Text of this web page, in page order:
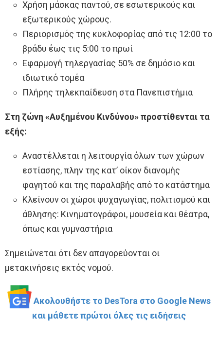
Χρήση μάσκας παντού, σε εσωτερικούς και
εξωτερικούς χώρους.
Περιορισμός της κυκλοφορίας από τις 12:00 το
βράδυ έως τις 5:00 το πρωί
Εφαρμογή τηλεργασίας 50% σε δημόσιο και
ιδιωτικό τομέα
Πλήρης τηλεκπαίδευση στα Πανεπιστήμια
Στη ζώνη «Αυξημένου Κινδύνου» προστίθενται τα
εξής:
Αναστέλλεται η λειτουργία όλων των χώρων
εστίασης, πλην της κατ’ οίκον διανομής
φαγητού και της παραλαβής από το κατάστημα
Κλείνουν οι χώροι ψυχαγωγίας, πολιτισμού και
άθλησης: Κινηματογράφοι, μουσεία και θέατρα,
όπως και γυμναστήρια
Σημειώνεται ότι δεν απαγορεύονται οι
μετακινήσεις εκτός νομού.
Ακολουθήστε το DesTora στο Google News
και μάθετε πρώτοι όλες τις ειδήσεις